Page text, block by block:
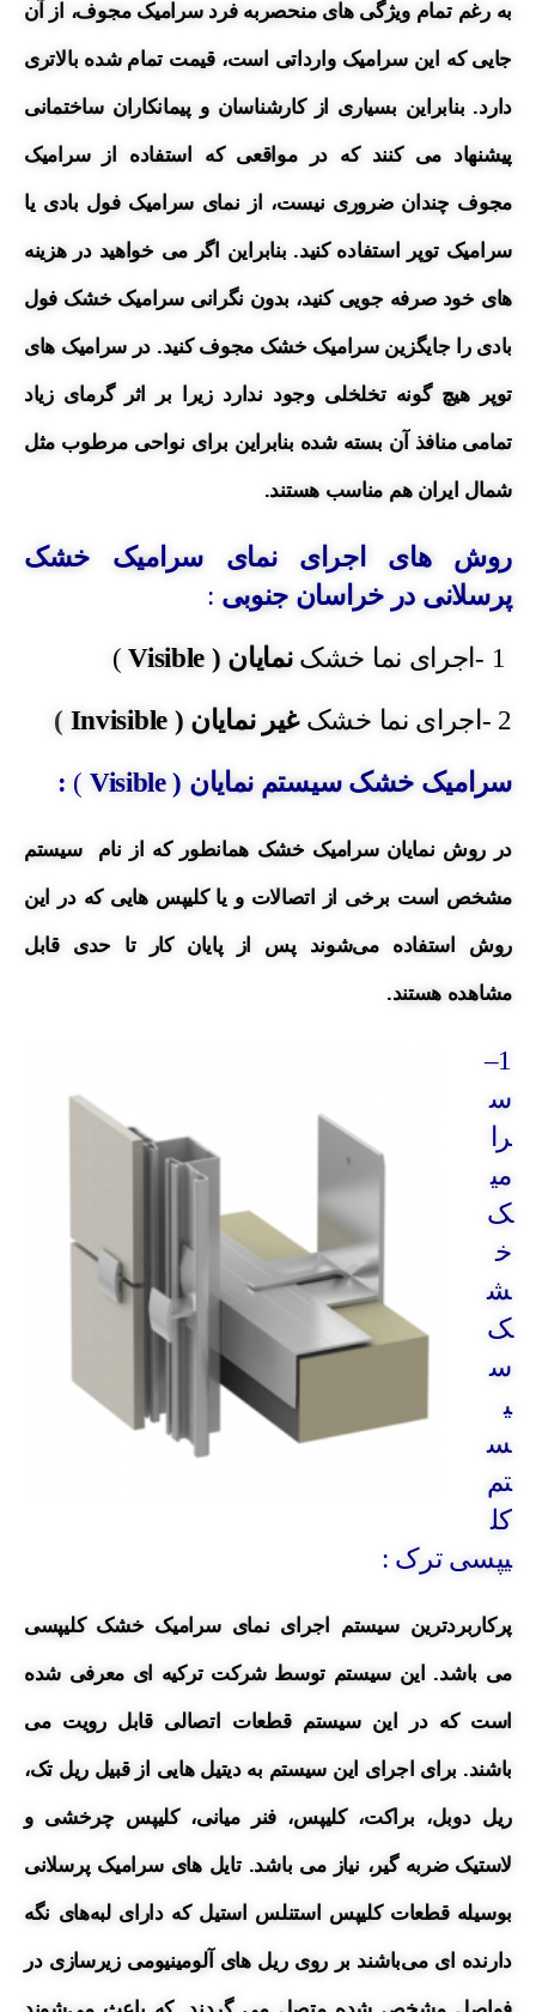
به رغم تمام ویژگی های منحصربه فرد سرامیک مجوف، از آن
جایی که این سرامیک وارداتی است، قیمت تمام شده بالاتری
دارد. بنابراین بسیاری از کارشناسان و پیمانکاران ساختمانی
پیشنهاد می کنند که در مواقعی که استفاده از سرامیک
مجوف چندان ضروری نیست، از نمای سرامیک فول بادی یا
سرامیک توپر استفاده کنید. بنابراین اگر می خواهید در هزینه
های خود صرفه جویی کنید، بدون نگرانی سرامیک خشک فول
بادی را جایگزین سرامیک خشک مجوف کنید. در سرامیک های
توپر هیچ گونه تخلخلی وجود ندارد زیرا بر اثر گرمای زیاد
تمامی منافذ آن بسته شده بنابراین برای نواحی مرطوب مثل
شمال ایران هم مناسب هستند.
روش های اجرای نمای سرامیک خشک
پرسلانی در خراسان جنوبی :
1 -اجرای نما خشک نمایان ( Visible
)
2 -اجرای نما خشک غیر نمایان (Invisible
)
سرامیک خشک سیستم نمایان (Visible
)
:
در روش نمایان سرامیک خشک همانطور که از نام سیستم
مشخص است برخی از اتصالات و یا کلیپس هایی که در این
روش استفاده می‌شوند پس از پایان کار تا حدی قابل
مشاهده هستند.
1
–
س
را
می
ک
خ
ش
ک
س
ی
س
تم
کل
یپسی ترک :
پرکاربردترین سیستم اجرای نمای سرامیک خشک کلیپسی
می باشد. این سیستم توسط شرکت ترکیه ای معرفی شده
است که در این سیستم قطعات اتصالی قابل رویت می
باشند. برای اجرای این سیستم به دیتیل هایی از قبیل ریل تک،
ریل دوبل، براکت، کلیپس، فنر میانی، کلیپس چرخشی و
لاستیک ضربه گیر، نیاز می باشد. تایل های سرامیک پرسلانی
بوسیله قطعات کلیپس استنلس استیل که دارای لبه‌های نگه
دارنده ای می‌باشند بر روی ریل های آلومینیومی زیرسازی در